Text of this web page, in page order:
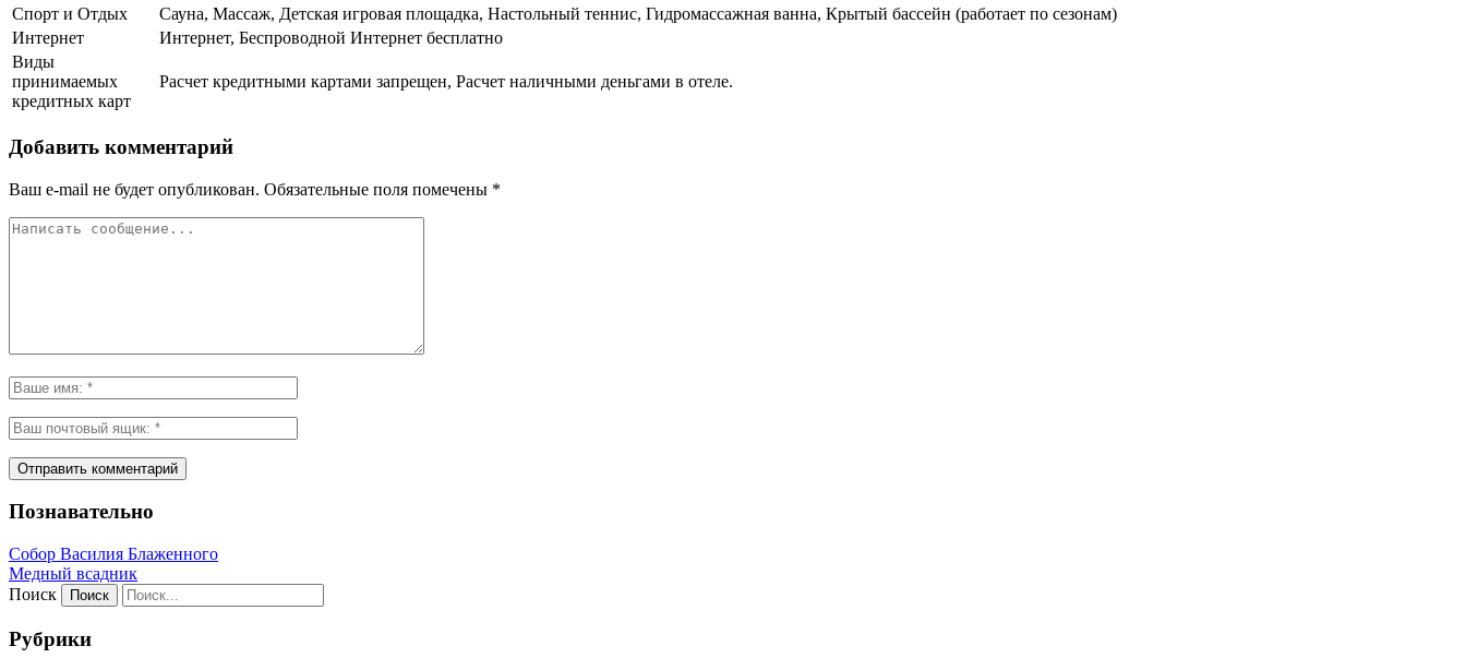
Спорт и Отдых
Сауна, Массаж, Детская игровая площадка, Настольный теннис, Гидромассажная ванна, Крытый бассейн (работает по сезонам)
Интернет
Интернет, Беспроводной Интернет бесплатно
Виды
принимаемых
кредитных карт
Расчет кредитными картами запрещен, Расчет наличными деньгами в отеле.
Добавить комментарий
Ваш e-mail не будет опубликован. Обязательные поля помечены *
Познавательно
Собор Василия Блаженного
Медный всадник
Поиск
Рубрики